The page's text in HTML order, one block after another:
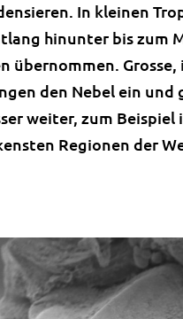
In kleinen
hinunter bis zum
übernommen.
den Nebel ein und
weiter, zum
Regionen der